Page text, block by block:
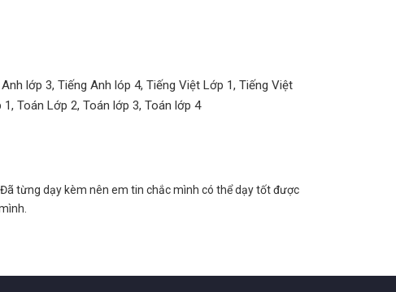
lớp 3, Tiếng Anh lóp 4, Tiếng Việt Lớp 1, Tiếng Việt
Toán Lớp 2, Toán lớp 3, Toán lớp 4
từng dạy kèm nên em tin chắc mình có thể dạy tốt được